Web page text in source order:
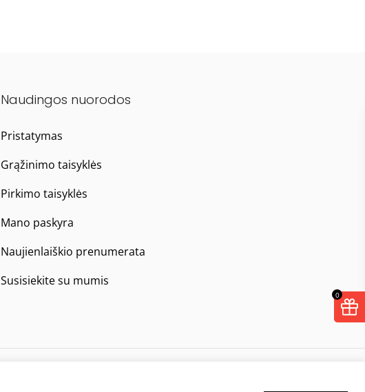
Naudingos nuorodos
Pristatymas
Grąžinimo taisyklės
Pirkimo taisyklės
Mano paskyra
Naujienlaiškio prenumerata
Susisiekite su mumis
0